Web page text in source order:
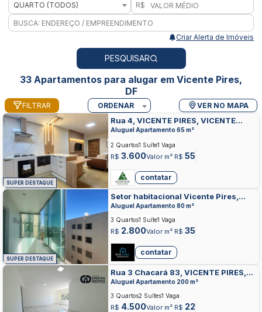
QUARTO (TODOS)
R$
Criar Alerta de Imóveis
PESQUISAR
33 Apartamentos para alugar em Vicente Pires,
DF
FILTRAR ORDENAR VER NO MAPA
SUPER DESTAQUE
Rua 4, VICENTE PIRES, VICENTE
PIRES
Aluguel Apartamento 65 m²
R$ 3.600Valor m² R$ 55
2 Quartos1 Suíte1 Vaga
contatar
SUPER DESTAQUE
Setor habitacional Vicente Pires,
VICENTE PIRES, VICENTE PIRES
Aluguel Apartamento 80 m²
R$ 2.800Valor m² R$ 35
3 Quartos1 Suíte1 Vaga
contatar
Rua 3 Chacará 83, VICENTE PIRES,
VICENTE PIRES
Aluguel Apartamento 200 m²
R$ 4.500Valor m² R$ 22
3 Quartos2 Suítes1 Vaga